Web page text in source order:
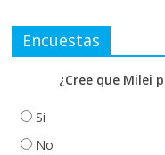
Encuestas
¿Cree que Milei
Si
No